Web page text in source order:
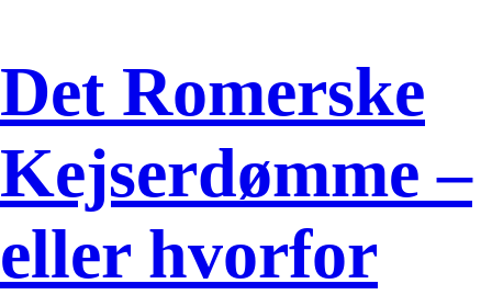
Det Romerske
Kejserdømme –
eller hvorfor